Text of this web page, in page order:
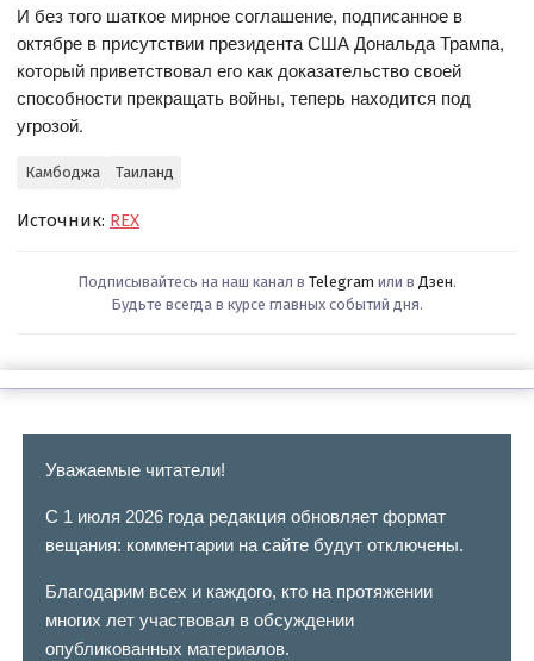
И без того шаткое мирное соглашение, подписанное в
октябре в присутствии президента США Дональда Трампа,
который приветствовал его как доказательство своей
способности прекращать войны, теперь находится под
угрозой.
Камбоджа Таиланд
Источник: REX
Подписывайтесь на наш канал в Telegram или в Дзен.
Будьте всегда в курсе главных событий дня.
Уважаемые читатели!
С 1 июля 2026 года редакция обновляет формат
вещания: комментарии на сайте будут отключены.
Благодарим всех и каждого, кто на протяжении
многих лет участвовал в обсуждении
опубликованных материалов.